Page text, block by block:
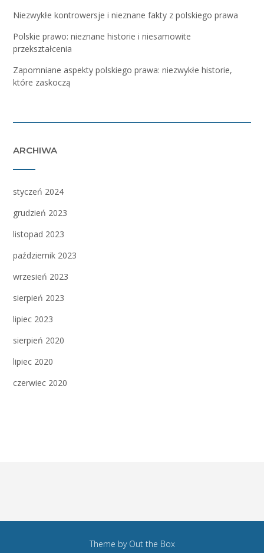
Niezwykłe kontrowersje i nieznane fakty z polskiego prawa
Polskie prawo: nieznane historie i niesamowite
przekształcenia
Zapomniane aspekty polskiego prawa: niezwykłe historie,
które zaskoczą
ARCHIWA
styczeń 2024
grudzień 2023
listopad 2023
październik 2023
wrzesień 2023
sierpień 2023
lipiec 2023
sierpień 2020
lipiec 2020
czerwiec 2020
Theme by Out the Box